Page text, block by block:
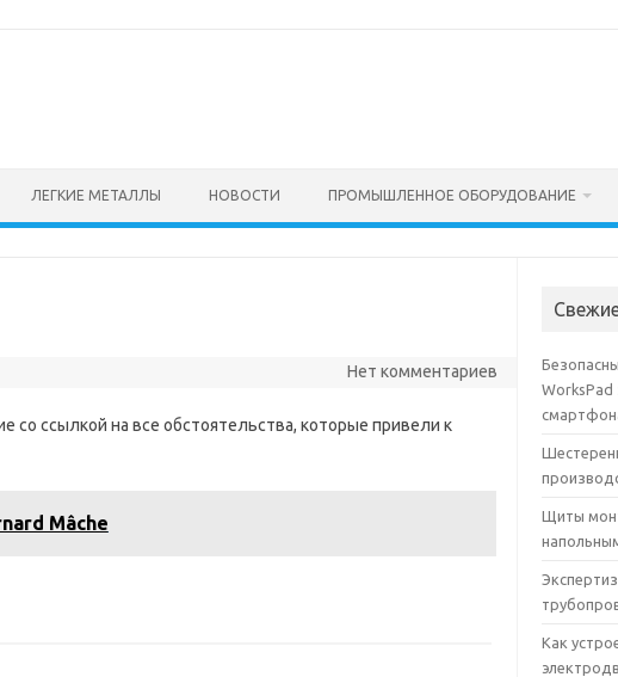
ЛЕГКИЕ МЕТАЛЛЫ НОВОСТИ ПРОМЫШЛЕННОЕ ОБОРУДОВАНИЕ
Нет комментариев
со ссылкой на все обстоятельства, которые привели к
Mâche
Щиты
Как